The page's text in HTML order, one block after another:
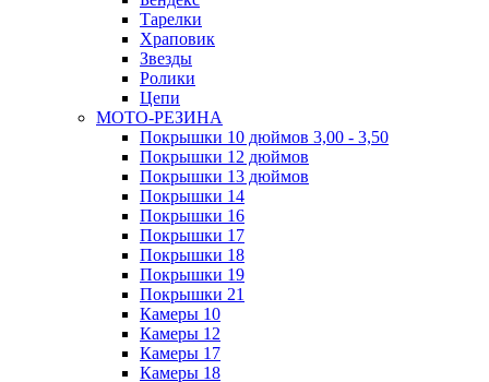
Тарелки
Храповик
Звезды
Ролики
Цепи
МОТО-РЕЗИНА
Покрышки 10 дюймов 3,00 - 3,50
Покрышки 12 дюймов
Покрышки 13 дюймов
Покрышки 14
Покрышки 16
Покрышки 17
Покрышки 18
Покрышки 19
Покрышки 21
Камеры 10
Камеры 12
Камеры 17
Камеры 18